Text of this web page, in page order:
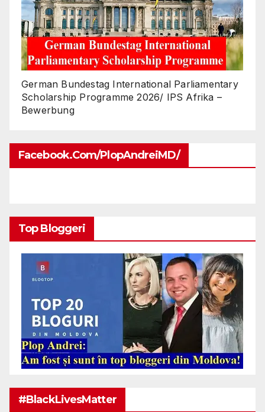
German Bundestag International Parliamentary
Scholarship Programme 2026/ IPS Afrika –
Bewerbung
Facebook.com/PlopAndreiMD/
Top Bloggeri
#BlackLivesMatter